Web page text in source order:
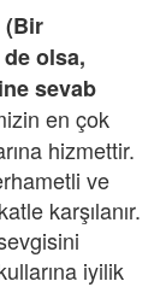
(Bir
olsa,
sevab
en çok
hizmettir.
ve
karşılanır.
iyilik